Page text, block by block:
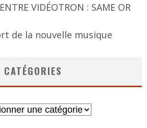
VIDÉOTRON : SAME OR
de la nouvelle musique
CATÉGORIES